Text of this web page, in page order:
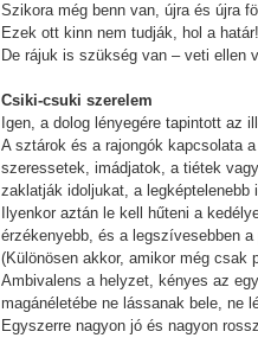
Szikora még benn van, újra és újra
Ezek ott kinn nem tudják, hol a határ!
De rájuk is szükség van – veti ellen
Csiki-csuki szerelem
Igen, a dolog lényegére tapintott az
A sztárok és a rajongók kapcsolata
szeressetek, imádjatok, a tiétek
zaklatják idoljukat, a
Ilyenkor aztán le kell hűteni a
érzékenyebb, és a legszívesebben
(Különösen akkor, amikor még csak
Ambivalens a helyzet, kényes az
magánéletébe ne lássanak bele, ne
Egyszerre nagyon jó és nagyon